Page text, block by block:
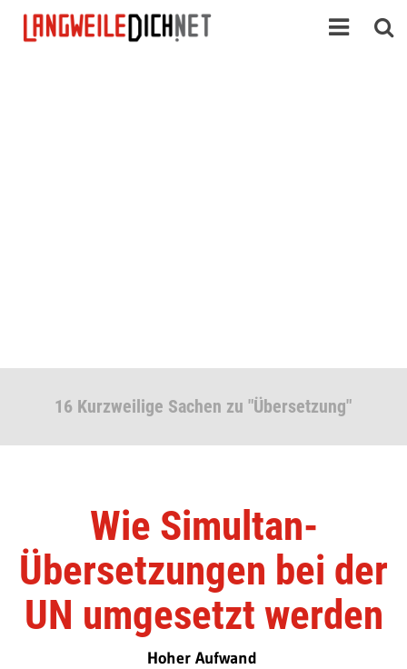
16 Kurzweilige Sachen zu "Übersetzung"
Wie Simultan-
Übersetzungen bei der
UN umgesetzt werden
Hoher Aufwand